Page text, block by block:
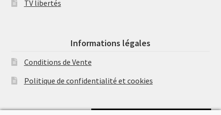
TV libertés
Informations légales
Conditions de Vente
Politique de confidentialité et cookies